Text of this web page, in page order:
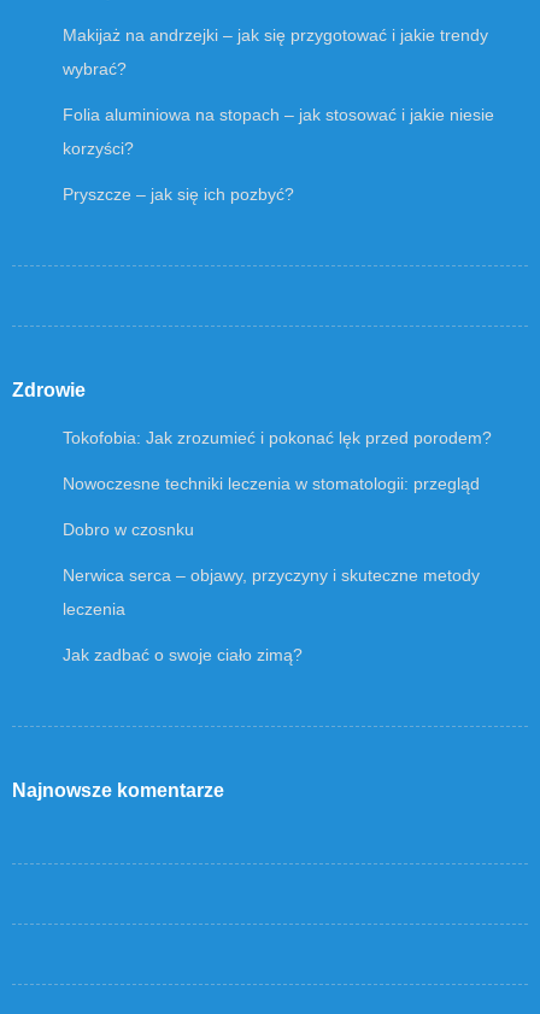
Makijaż na andrzejki – jak się przygotować i jakie trendy
wybrać?
Folia aluminiowa na stopach – jak stosować i jakie niesie
korzyści?
Pryszcze – jak się ich pozbyć?
Zdrowie
Tokofobia: Jak zrozumieć i pokonać lęk przed porodem?
Nowoczesne techniki leczenia w stomatologii: przegląd
Dobro w czosnku
Nerwica serca – objawy, przyczyny i skuteczne metody
leczenia
Jak zadbać o swoje ciało zimą?
Najnowsze komentarze